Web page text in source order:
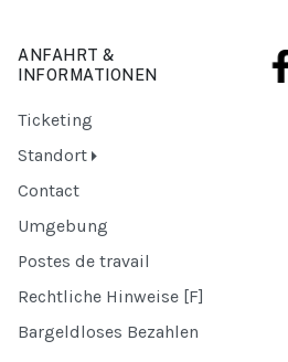
ANFAHRT &
INFORMATIONEN
Ticketing
Standort
Contact
Umgebung
Postes de travail
Rechtliche Hinweise [F]
Bargeldloses Bezahlen